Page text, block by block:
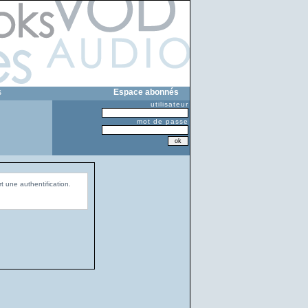
Espace abonnés
utilisateur
mot de passe
une authentification.